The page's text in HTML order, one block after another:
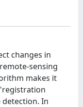
changes in
sensing
makes it
detection. In